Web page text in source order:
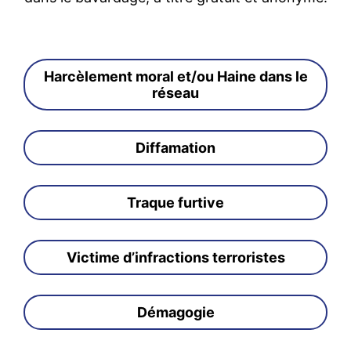
Harcèlement moral et/ou Haine dans le
réseau
Diffamation
Traque furtive
Victime d’infractions terroristes
Démagogie